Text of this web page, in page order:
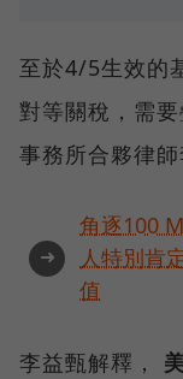
至於4/5生效的
對等關稅，需
事務所合夥律
➜
角逐100
人特別肯
值
李益甄解釋，